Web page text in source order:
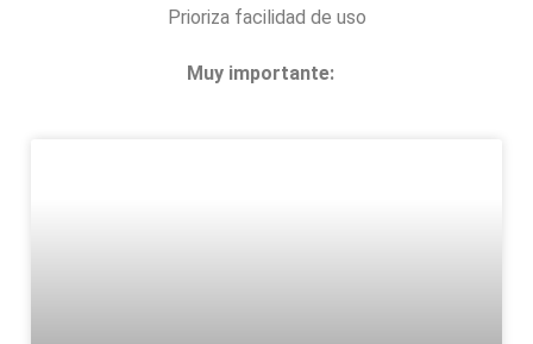
Prioriza facilidad de uso
Muy importante: